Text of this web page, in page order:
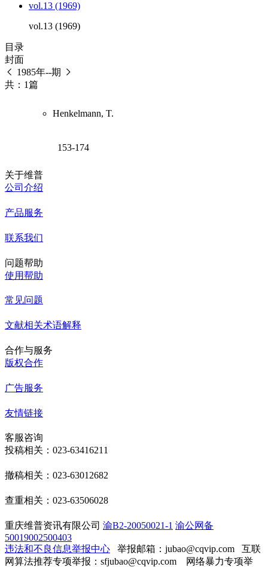
vol.13 (1969)
vol.13 (1969)
目录
封面
1985年--期
共：1篇
Henkelmann, T.
153-174
关于维普
公司介绍
产品服务
联系我们
问题帮助
使用帮助
常见问题
文献相关术语解释
合作与服务
版权合作
广告服务
友情链接
客服咨询
投稿相关：023-63416211
撤稿相关：023-63012682
查重相关：023-63506028
重庆维普资讯有限公司 渝B2-20050021-1 渝公网备
50019002500403
违法和不良信息举报中心 举报邮箱：jubao@cqvip.com 互联
网算法推荐专项举报：sfjubao@cqvip.com 网络暴力专项举